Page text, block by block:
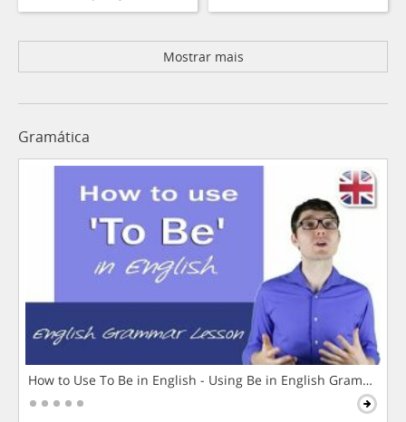
Mostrar mais
Gramática
How to Use To Be in English - Using Be in English Grammar